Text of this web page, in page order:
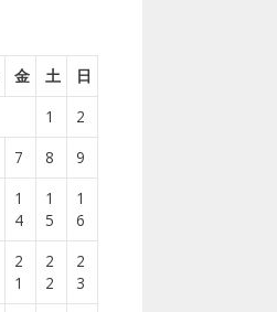
金 土 日
1
2
7 8
9
1
4
1
5
1
6
2
1
2
2
2
3